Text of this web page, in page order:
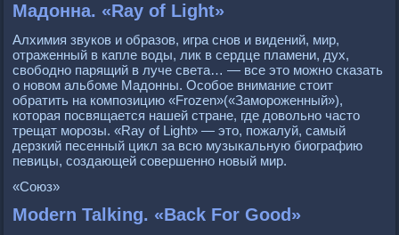
Мадонна. «Ray of Light»
Алхимия звуков и образов, игра снов и видений, мир,
отраженный в капле воды, лик в сердце пламени, дух,
свободно парящий в луче света… — все это можно сказать
о новом альбоме Мадонны. Особое внимание стоит
обратить на композицию «Frozen»(«Замороженный»),
которая посвящается нашей стране, где довольно часто
трещат морозы. «Ray of Light» — это, пожалуй, самый
дерзкий песенный цикл за всю музыкальную биографию
певицы, создающей совершенно новый мир.
«Союз»
Modern Talking. «Back For Good»